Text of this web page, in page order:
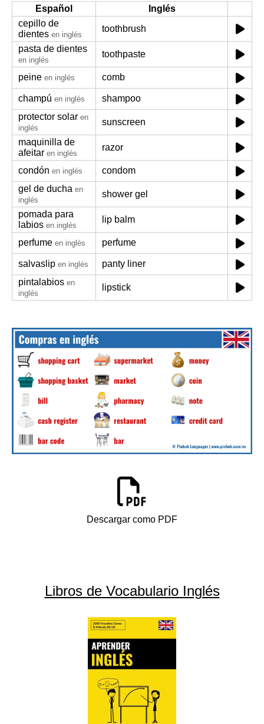
Español
Inglés
cepillo de
dientes en inglés
toothbrush
pasta de dientes
en inglés
toothpaste
peine en inglés comb
champú en inglés
shampoo
protector solar en
inglés
sunscreen
maquinilla de
afeitar en inglés
razor
condón en inglés
condom
gel de ducha en
inglés
shower gel
pomada para
labios en inglés
lip balm
perfume en inglés perfume
salvaslip en inglés
panty liner
pintalabios en
inglés
lipstick
Descargar como PDF
Libros de Vocabulario Inglés